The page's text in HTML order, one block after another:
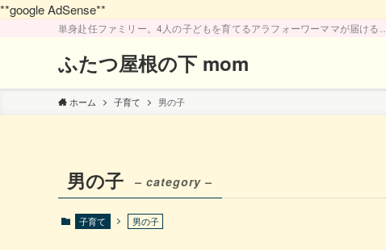
**google AdSense**
単身赴任ファミリー。4人の子どもを育てるアラフォーワーママが届ける…
ふたつ屋根の下 mom
ホーム 子育て 男の子
男の子 – category –
子育て 男の子